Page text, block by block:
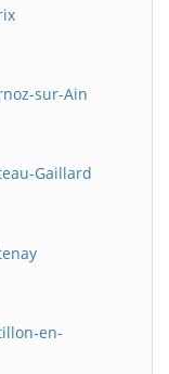
sur-Ain
Gaillard
en-